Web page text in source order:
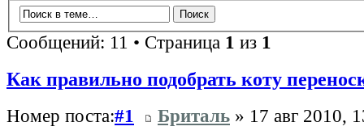
Сообщений: 11 • Страница 1 из 1
Как правильно подобрать коту
Номер поста:#1 Бриталь » 17 авг 2010,